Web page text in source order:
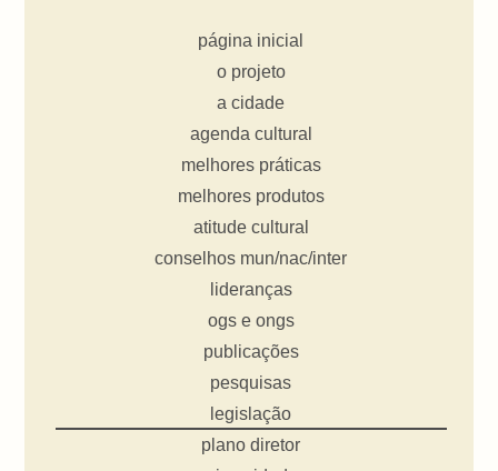
página inicial
o projeto
a cidade
agenda cultural
melhores práticas
melhores produtos
atitude cultural
conselhos mun/nac/inter
lideranças
ogs e ongs
publicações
pesquisas
legislação
plano diretor